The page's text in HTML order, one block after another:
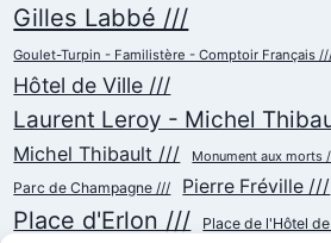
Gilles Labbé ///
Goulet-Turpin - Familistère - Comptoir Français
Hôtel de Ville ///
Laurent Leroy - Michel
Michel Thibault /// Monument aux morts
Parc de Champagne /// Pierre Fréville ///
Place d'Erlon /// Place de l'Hôtel